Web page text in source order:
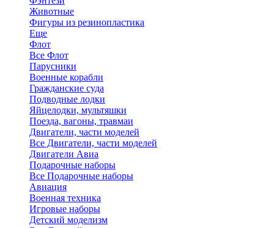
Животные
Фигуры из резинопластика
Еще
Флот
Все Флот
Парусники
Военные корабли
Гражданские суда
Подводные лодки
Яйцелодки, мультяшки
Поезда, вагоны, травмаи
Двигатели, части моделей
Все Двигатели, части моделей
Двигатели Авиа
Подарочные наборы
Все Подарочные наборы
Авиация
Военная техника
Игровые наборы
Детский моделизм